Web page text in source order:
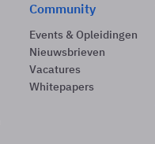
Community
Events & Opleidingen
Nieuwsbrieven
Vacatures
Whitepapers